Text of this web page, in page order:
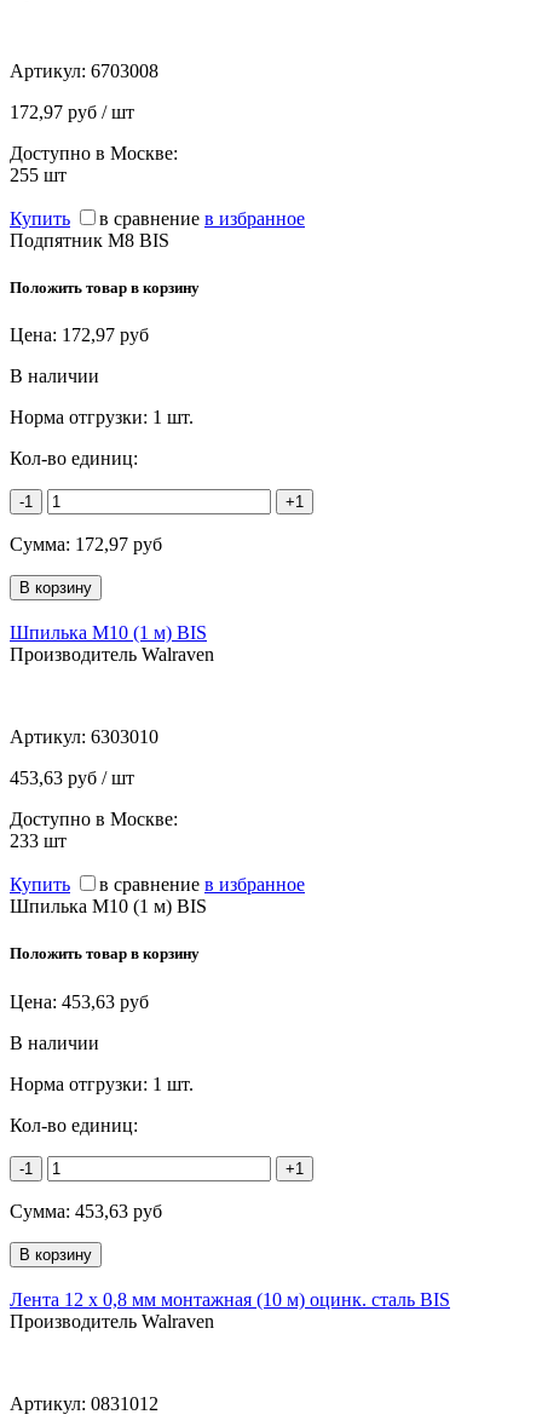
Артикул: 6703008
172,97 руб / шт
Доступно в Москве:
255 шт
Купить в сравнение в избранное
Подпятник M8 BIS
Положить товар в корзину
Цена: 172,97 руб
В наличии
Норма отгрузки: 1 шт.
Кол-во единиц:
-1 +1
Сумма: 172,97 руб
Шпилька М10 (1 м) BIS
Производитель Walraven
Артикул: 6303010
453,63 руб / шт
Доступно в Москве:
233 шт
Купить в сравнение в избранное
Шпилька М10 (1 м) BIS
Положить товар в корзину
Цена: 453,63 руб
В наличии
Норма отгрузки: 1 шт.
Кол-во единиц:
-1 +1
Сумма: 453,63 руб
Лента 12 x 0,8 мм монтажная (10 м) оцинк. сталь BIS
Производитель Walraven
Артикул: 0831012